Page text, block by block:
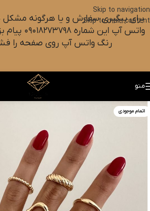
Skip to navigation
Skip to main content
برای پیگیری سفارش و یا هرگونه
واتس آپ این
رنگ واتس آپ روی صفحه را
منو
اتمام موجودی